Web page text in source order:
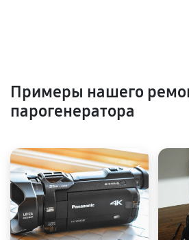
Примеры нашего
парогенератора